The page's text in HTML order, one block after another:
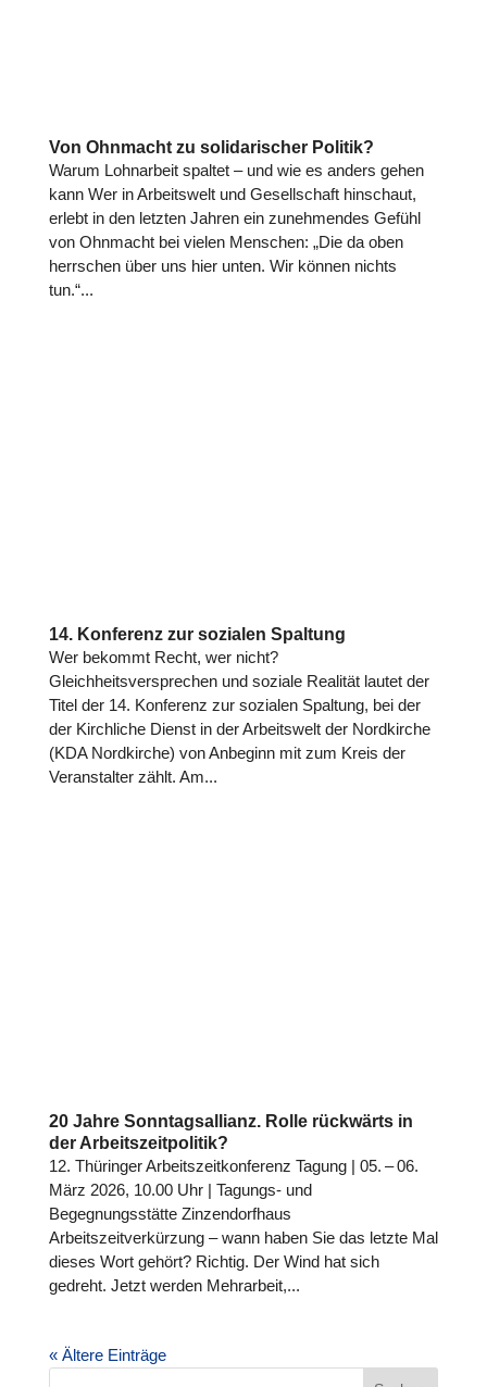
Von Ohnmacht zu solidarischer Politik?
Warum Lohn­ar­beit spaltet – und wie es anders gehen
kann Wer in Arbeits­welt und Gesell­schaft hin­schaut,
erlebt in den letzten Jahren ein zuneh­men­des Gefühl
von Ohnmacht bei vielen Menschen: „Die da oben
herr­schen über uns hier unten. Wir können nichts
tun.“...
14. Konferenz zur sozialen Spaltung
Wer bekommt Recht, wer nicht?
Gleichheitsversprechen und soziale Realität lautet der
Titel der 14. Konferenz zur sozialen Spaltung, bei der
der Kirchliche Dienst in der Arbeitswelt der Nordkirche
(KDA Nordkirche) von Anbeginn mit zum Kreis der
Veranstalter zählt. Am...
20 Jahre Sonntagsallianz. Rolle rückwärts in
der Arbeitszeitpolitik?
12. Thüringer Arbeitszeitkonferenz Tagung | 05. – 06.
März 2026, 10.00 Uhr | Tagungs- und
Begegnungsstätte Zinzendorfhaus
Arbeitszeitverkürzung – wann haben Sie das letzte Mal
dieses Wort gehört? Richtig. Der Wind hat sich
gedreht. Jetzt werden Mehrarbeit,...
« Ältere Einträge